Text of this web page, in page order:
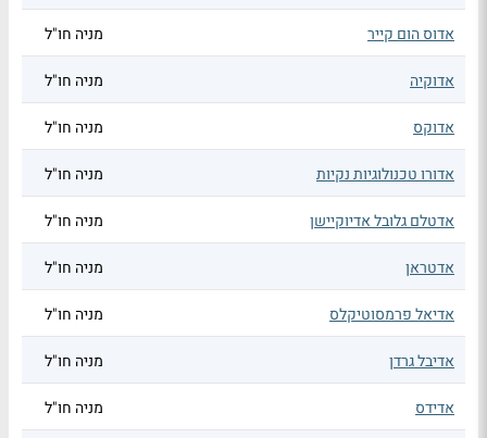
אדוס הום קייר מניה חו"ל
אדוקיה מניה חו"ל
אדוקס מניה חו"ל
אדורו טכנולוגיות נקיות מניה חו"ל
אדטלם גלובל אדיוקיישן מניה חו"ל
אדטראן מניה חו"ל
אדיאל פרמסוטיקלס מניה חו"ל
אדיבל גרדן מניה חו"ל
אדידס מניה חו"ל